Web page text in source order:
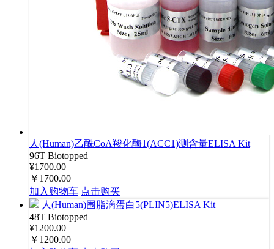
人(Human)乙酰CoA羧化酶1(ACC1)测含量ELISA Kit
96T Biotopped
¥1700.00
￥1700.00
加入购物车 点击购买
人(Human)围脂滴蛋白5(PLIN5)ELISA Kit
48T Biotopped
¥1200.00
￥1200.00